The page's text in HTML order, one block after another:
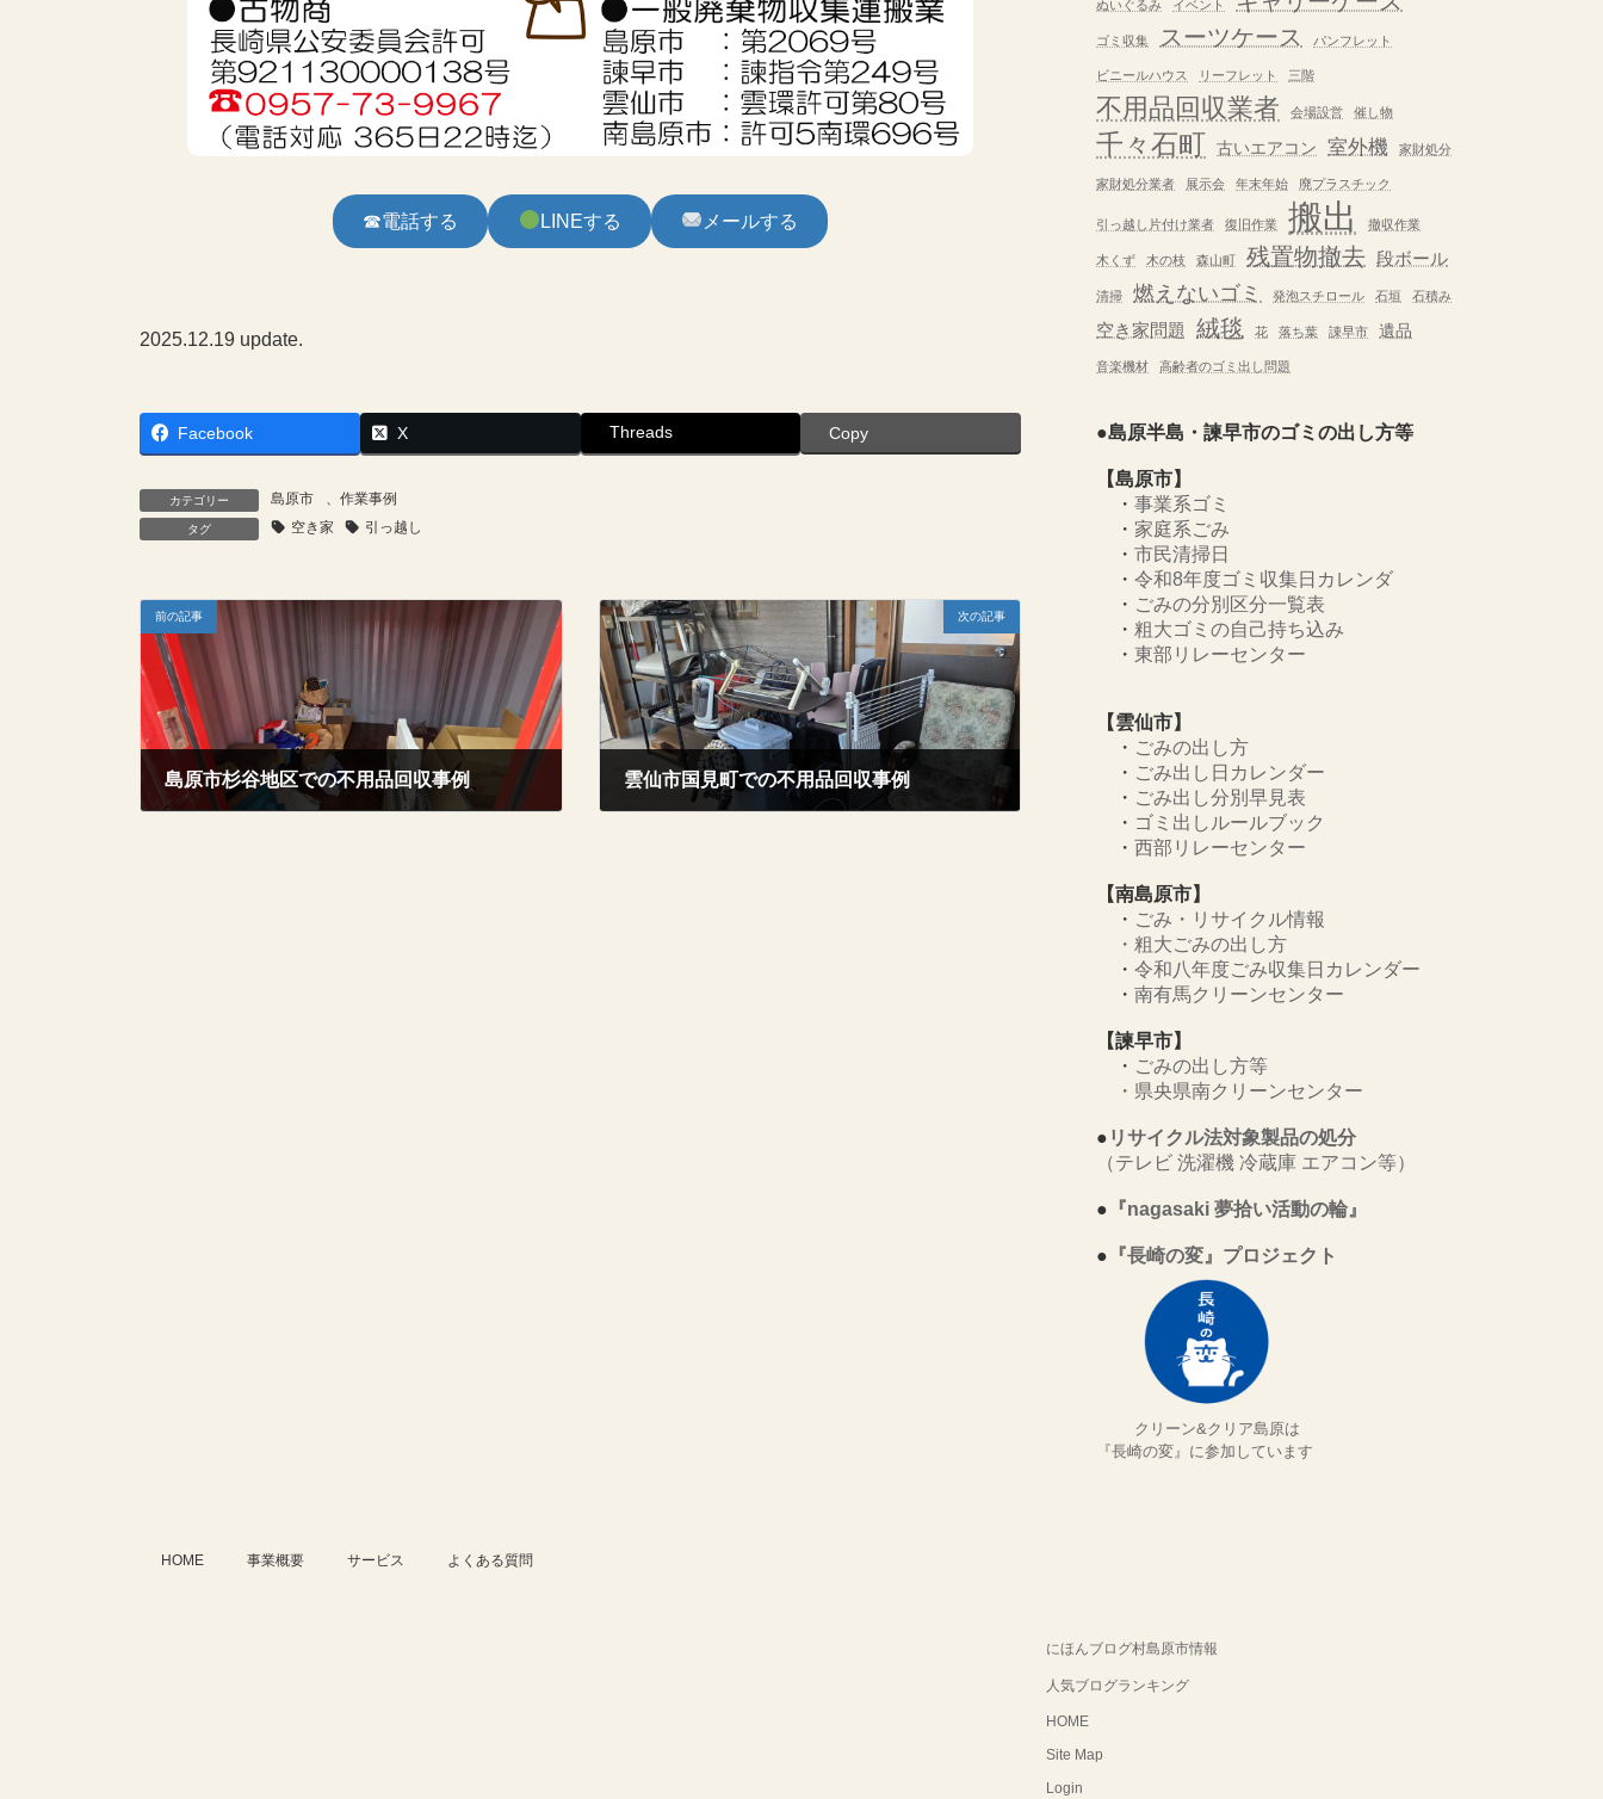
☎電話する LINEする メールする
2025.12.19 update.
Facebook X Threads Copy
カテゴリー 島原市 、 作業事例
タグ 空き家 引っ越し
前の記事
島原市杉谷地区での不用品回収事例
次の記事
雲仙市国見町での不用品回収事例
ぬいぐるみ イベント
ゴミ収集 スーツケース パンフレット
ビニールハウス リーフレット 三階
不用品回収業者 会場設営 催し物
千々石町 古いエアコン 室外機 家財処分
家財処分業者 展示会 年末年始 廃プラスチック
引っ越し片付け業者 復旧作業 搬出 撤収作業
木くず 木の枝 森山町 残置物撤去 段ボール
清掃 燃えないゴミ 発泡スチロール 石垣 石積み
空き家問題 絨毯 花 落ち葉 諌早市 遺品
音楽機材 高齢者のゴミ出し問題
●島原半島・諫早市のゴミの出し方等
【島原市】
・事業系ゴミ
・ 家庭系ごみ
・市民清掃日
・令和8年度ゴミ収集日カレンダ
・ ごみの分別区分一覧表
・粗大ゴミの自己持ち込み
・東部リレーセンター
【雲仙市】
・ ごみの出し方
・ ごみ出し日カレンダー
・ ごみ出し分別早見表
・ ゴミ出しルールブック
・西部リレーセンター
【南島原市】
・ ごみ・リサイクル情報
・粗大ごみの出し方
・令和八年度ごみ収集日カレンダー
・南有馬クリーンセンター
【諫早市】
・ ごみの出し方等
・ 県央県南クリーンセンター
● リサイクル法対象製品の処分
（テレビ 洗濯機 冷蔵庫 エアコン等）
● 『nagasaki 夢拾い活動の輪』
● 『長崎の変』プロジェクト
クリーン&クリア島原は
『長崎の変』に参加しています
HOME 事業概要 サービス よくある質問
にほんブログ村島原市情報
人気ブログランキング
HOME
Site Map
Login